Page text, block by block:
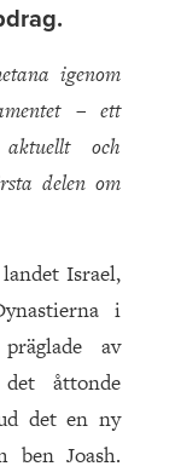
igenom
– ett
och
delen om
Israel,
i
av
åttonde
det en ny
ben Joash.